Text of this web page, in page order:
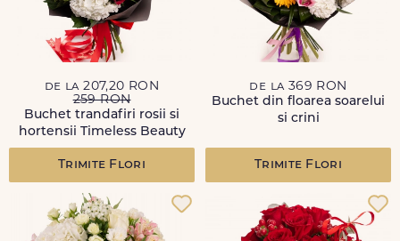
de la 207,20 RON
259 RON
Buchet trandafiri rosii si
hortensii Timeless Beauty
Trimite Flori
de la 369 RON
Buchet din floarea soarelui
si crini
Trimite Flori